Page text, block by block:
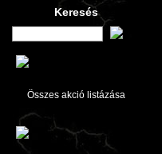
Keresés
Összes akció listázása